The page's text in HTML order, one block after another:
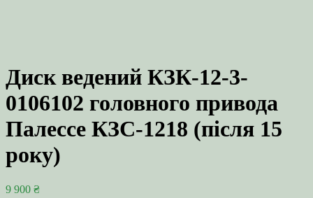
Диск ведений КЗК-12-3-
0106102 головного привода
Палессе КЗС-1218 (після 15
року)
9 900 ₴